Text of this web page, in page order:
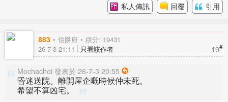
私人傳訊 回覆 引用
883 伯爵府 積分: 19431
19#
26-7-3 21:11 只看該作者
Mochachoi 發表於 26-7-3 20:55
昏迷送院。離開屋企嘅時候仲未死。
希望不算凶宅。